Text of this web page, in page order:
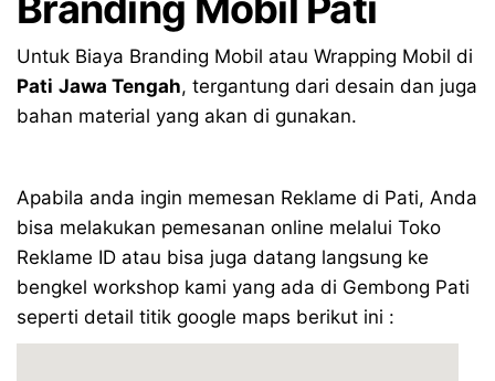
Untuk Biaya Branding Mobil atau Wrapping Mobil di
Pati Jawa Tengah, tergantung dari desain dan juga
bahan material yang akan di gunakan.
Apabila anda ingin memesan Reklame di Pati, Anda
bisa melakukan pemesanan online melalui Toko
Reklame ID atau bisa juga datang langsung ke
bengkel workshop kami yang ada di Gembong Pati
seperti detail titik google maps berikut ini :